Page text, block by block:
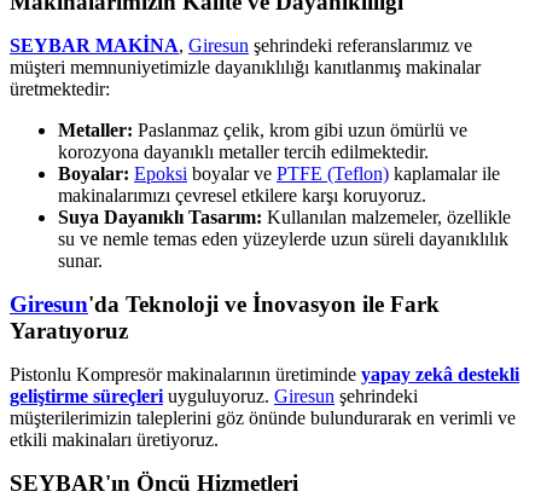
SEYBAR MAKİNA, Giresun şehrindeki referanslarımız ve
müşteri memnuniyetimizle dayanıklılığı kanıtlanmış makinalar
üretmektedir:
Metaller: Paslanmaz çelik, krom gibi uzun ömürlü ve
korozyona dayanıklı metaller tercih edilmektedir.
Boyalar: Epoksi boyalar ve PTFE (Teflon) kaplamalar ile
makinalarımızı çevresel etkilere karşı koruyoruz.
Suya Dayanıklı Tasarım: Kullanılan malzemeler, özellikle
su ve nemle temas eden yüzeylerde uzun süreli dayanıklılık
sunar.
Giresun'da Teknoloji ve İnovasyon ile Fark
Yaratıyoruz
Pistonlu Kompresör makinalarının üretiminde yapay zekâ destekli
geliştirme süreçleri uyguluyoruz. Giresun şehrindeki
müşterilerimizin taleplerini göz önünde bulundurarak en verimli ve
etkili makinaları üretiyoruz.
SEYBAR'ın Öncü Hizmetleri